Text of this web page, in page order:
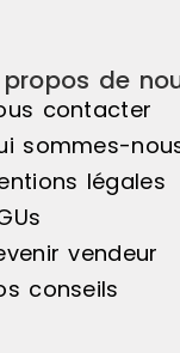
de
contacter
sommes-
légales
vendeur
conseils